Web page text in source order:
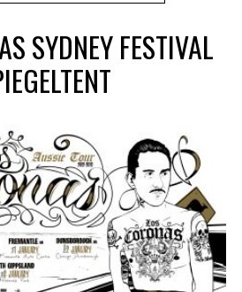
SYDNEY FESTIVAL